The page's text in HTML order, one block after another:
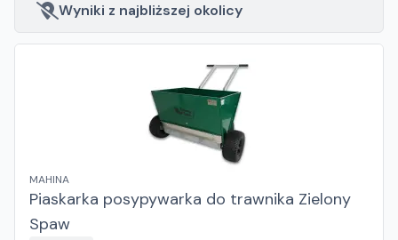
Wyniki z najbliższej okolicy
MAHINA
Piaskarka posypywarka do trawnika Zielony
Spaw